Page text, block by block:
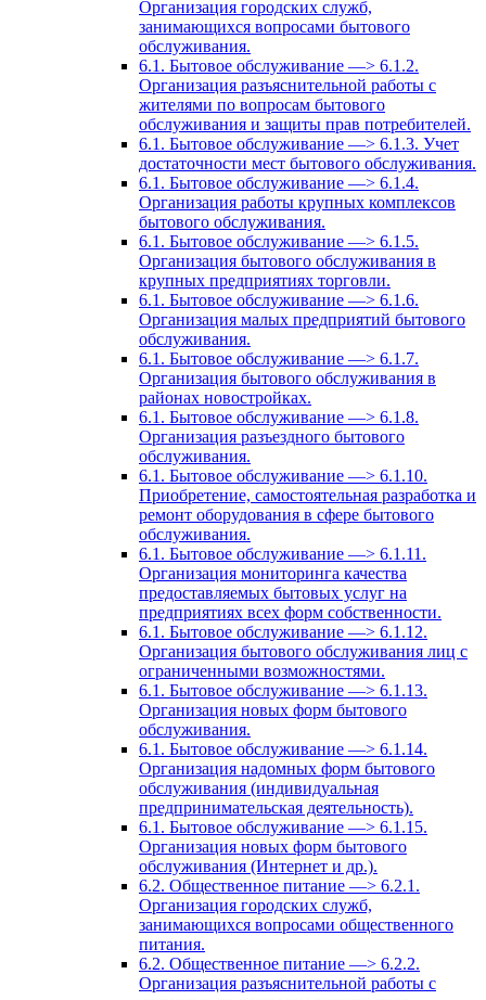
Организация городских служб,
занимающихся вопросами бытового
обслуживания.
6.1. Бытовое обслуживание —> 6.1.2.
Организация разъяснительной работы с
жителями по вопросам бытового
обслуживания и защиты прав потребителей.
6.1. Бытовое обслуживание —> 6.1.3. Учет
достаточности мест бытового обслуживания.
6.1. Бытовое обслуживание —> 6.1.4.
Организация работы крупных комплексов
бытового обслуживания.
6.1. Бытовое обслуживание —> 6.1.5.
Организация бытового обслуживания в
крупных предприятиях торговли.
6.1. Бытовое обслуживание —> 6.1.6.
Организация малых предприятий бытового
обслуживания.
6.1. Бытовое обслуживание —> 6.1.7.
Организация бытового обслуживания в
районах новостройках.
6.1. Бытовое обслуживание —> 6.1.8.
Организация разъездного бытового
обслуживания.
6.1. Бытовое обслуживание —> 6.1.10.
Приобретение, самостоятельная разработка и
ремонт оборудования в сфере бытового
обслуживания.
6.1. Бытовое обслуживание —> 6.1.11.
Организация мониторинга качества
предоставляемых бытовых услуг на
предприятиях всех форм собственности.
6.1. Бытовое обслуживание —> 6.1.12.
Организация бытового обслуживания лиц с
ограниченными возможностями.
6.1. Бытовое обслуживание —> 6.1.13.
Организация новых форм бытового
обслуживания.
6.1. Бытовое обслуживание —> 6.1.14.
Организация надомных форм бытового
обслуживания (индивидуальная
предпринимательская деятельность).
6.1. Бытовое обслуживание —> 6.1.15.
Организация новых форм бытового
обслуживания (Интернет и др.).
6.2. Общественное питание —> 6.2.1.
Организация городских служб,
занимающихся вопросами общественного
питания.
6.2. Общественное питание —> 6.2.2.
Организация разъяснительной работы с